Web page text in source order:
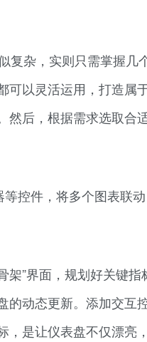
复杂，实则只需掌握几
以灵活运用，打造属
然后，根据需求选取
控件，将多个图表联
架”界面，规划好关键
的动态更新。添加交互
，是让仪表盘不仅漂亮